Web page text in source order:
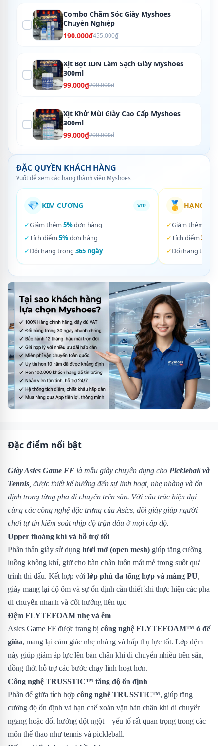
Combo Chăm Sóc Giày Myshoes
Chuyên Nghiệp
190.000₫455.000₫
Xịt Bọt ION Làm Sạch Giày Myshoes
300ml
99.000₫200.000₫
Xịt Khử Mùi Giày Cao Cấp Myshoes
300ml
99.000₫200.000₫
ĐẶC QUYỀN KHÁCH HÀNG
Vuốt để xem các hạng thành viên Myshoes
💎 KIM CƯƠNG VIP
✓Giảm thêm 5%đơn hàng
✓Tích điểm 5%đơn hàng
✓Đổi hàng trong 365 ngày
🥇 HẠNG
✓Giảm thêm
✓Tích điểm 3%
✓Đổi hàng trong
Đặc điểm nổi bật
Giày Asics Game FF là mẫu giày chuyên dụng cho Pickleball và
Tennis , được thiết kế hướng đến sự linh hoạt, nhẹ nhàng và ổn
định trong từng pha di chuyển trên sân. Với cấu trúc hiện đại
cùng các công nghệ đặc trưng của Asics, đôi giày giúp người
chơi tự tin kiểm soát nhịp độ trận đấu ở mọi cấp độ.
Upper thoáng khí và hỗ trợ tốt
Phần thân giày sử dụng lưới mở (open mesh) giúp tăng cường
luồng không khí, giữ cho bàn chân luôn mát mẻ trong suốt quá
trình thi đấu. Kết hợp với lớp phủ da tổng hợp và màng PU,
giày mang lại độ ôm và sự ổn định cần thiết khi thực hiện các pha
di chuyển nhanh và đổi hướng liên tục.
Đệm FLYTEFOAM nhẹ và êm
Asics Game FF được trang bị công nghệ FLYTEFOAM™ ở đế
giữa, mang lại cảm giác nhẹ nhàng và hấp thụ lực tốt. Lớp đệm
này giúp giảm áp lực lên bàn chân khi di chuyển nhiều trên sân,
đồng thời hỗ trợ các bước chạy linh hoạt hơn.
Công nghệ TRUSSTIC™ tăng độ ổn định
Phần đế giữa tích hợp công nghệ TRUSSTIC™, giúp tăng
cường độ ổn định và hạn chế xoắn vặn bàn chân khi di chuyển
ngang hoặc đổi hướng đột ngột – yếu tố rất quan trọng trong các
môn thể thao như tennis và pickleball.